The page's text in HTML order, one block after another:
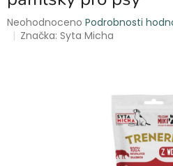
Průměrné
hodnocení
Neohodnoceno Podrobnosti
Značka:Syta Micha